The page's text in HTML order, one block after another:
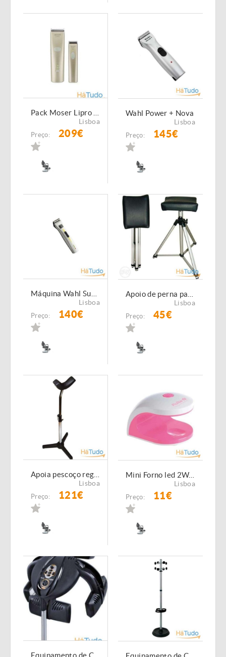
Lisboa
Preço: 209€
Wahl Power + Nova
Lisboa
Preço: 145€
Lisboa
Preço: 140€
Lisboa
Preço: 45€
Lisboa
Preço: 121€
Mini Forno led 2Watts Portátil com cabo USB incluido
Lisboa
Preço: 11€